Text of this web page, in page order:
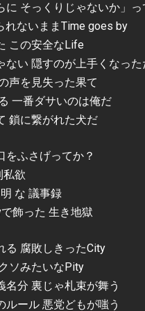
に そっくりじゃないか」っ
れないままTime goes by
この安全なLife
ない 隠すのが上手くなった
声を見失った果て
一番ダサいのは俺だ
鎖に繋がれた犬だ
をふさげってか？
私欲
な 議事録
飾った 生き地獄
る 腐敗しきったCity
ソみたいなPity
名分 裏じゃ札束が舞う
ール 悪党どもが嗤う